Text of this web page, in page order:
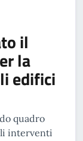
il
la
edifici
quadro
interventi